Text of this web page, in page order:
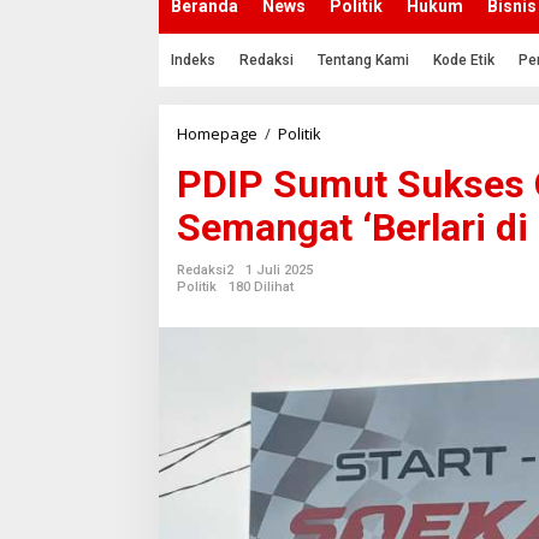
Beranda News Politik Hukum Bisnis
Indeks Redaksi Tentang Kami Kode Etik
Homepage / Politik
I
P
S
u
S
s
e
G
e
a
PDIP Sumut Sukses
Semangat ‘Berlari di
Redaksi2
1 Juli 2025
Politik
180 Dilihat